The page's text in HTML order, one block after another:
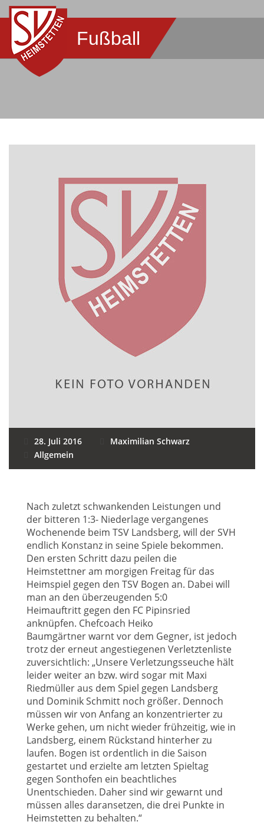
Fußball
28. Juli 2016
Maximilian Schwarz
Allgemein
Nach zuletzt schwankenden Leistungen und
der bitteren 1:3- Niederlage vergangenes
Wochenende beim TSV Landsberg, will der SVH
endlich Konstanz in seine Spiele bekommen.
Den ersten Schritt dazu peilen die
Heimstettner am morgigen Freitag für das
Heimspiel gegen den TSV Bogen an. Dabei will
man an den überzeugenden 5:0
Heimauftritt gegen den FC Pipinsried
anknüpfen. Chefcoach Heiko
Baumgärtner warnt vor dem Gegner, ist jedoch
trotz der erneut angestiegenen Verletztenliste
zuversichtlich: „Unsere Verletzungsseuche hält
leider weiter an bzw. wird sogar mit Maxi
Riedmüller aus dem Spiel gegen Landsberg
und Dominik Schmitt noch größer. Dennoch
müssen wir von Anfang an konzentrierter zu
Werke gehen, um nicht wieder frühzeitig, wie in
Landsberg, einem Rückstand hinterher zu
laufen. Bogen ist ordentlich in die Saison
gestartet und erzielte am letzten Spieltag
gegen Sonthofen ein beachtliches
Unentschieden. Daher sind wir gewarnt und
müssen alles daransetzen, die drei Punkte in
Heimstetten zu behalten.“